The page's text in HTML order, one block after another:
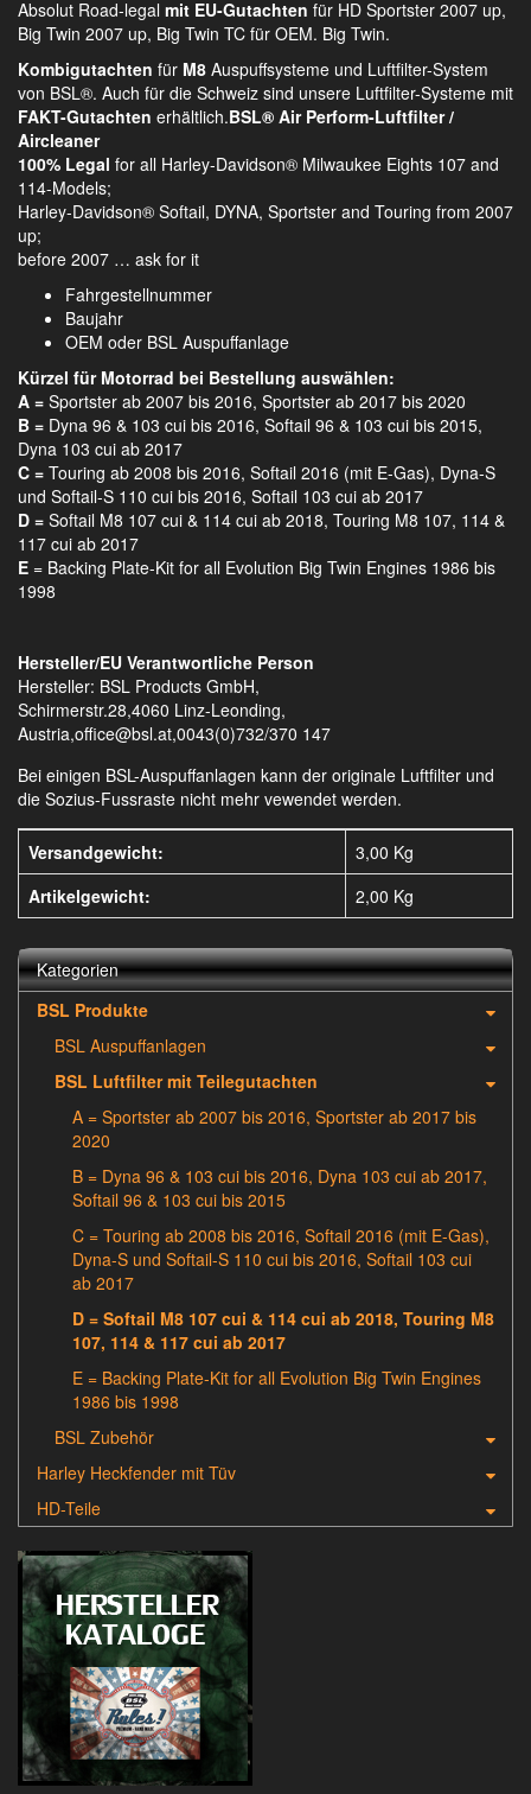
Absolut Road-legal mit EU-Gutachten für HD Sportster 2007 up,
Big Twin 2007 up, Big Twin TC für OEM. Big Twin.
Kombigutachten für M8 Auspuffsysteme und Luftfilter-System
von BSL®. Auch für die Schweiz sind unsere Luftfilter-Systeme mit
FAKT-Gutachten erhältlich.BSL® Air Perform-Luftfilter /
Aircleaner
100% Legal for all Harley-Davidson® Milwaukee Eights 107 and
114-Models;
Harley-Davidson® Softail, DYNA, Sportster and Touring from 2007
up;
before 2007 … ask for it
Fahrgestellnummer
Baujahr
OEM oder BSL Auspuffanlage
Kürzel für Motorrad bei Bestellung auswählen:
A = Sportster ab 2007 bis 2016, Sportster ab 2017 bis 2020
B = Dyna 96 & 103 cui bis 2016, Softail 96 & 103 cui bis 2015,
Dyna 103 cui ab 2017
C = Touring ab 2008 bis 2016, Softail 2016 (mit E-Gas), Dyna-S
und Softail-S 110 cui bis 2016, Softail 103 cui ab 2017
D = Softail M8 107 cui & 114 cui ab 2018, Touring M8 107, 114 &
117 cui ab 2017
E = Backing Plate-Kit for all Evolution Big Twin Engines 1986 bis
1998
Hersteller/EU Verantwortliche Person
Hersteller: BSL Products GmbH,
Schirmerstr.28,4060 Linz-Leonding,
Austria,office@bsl.at,0043(0)732/370 147
Bei einigen BSL-Auspuffanlagen kann der originale Luftfilter und
die Sozius-Fussraste nicht mehr vewendet werden.
Versandgewicht:
3,00 Kg
Artikelgewicht:
2,00 Kg
Kategorien
BSL Produkte
BSL Auspuffanlagen
BSL Luftfilter mit Teilegutachten
A = Sportster ab 2007 bis 2016, Sportster ab 2017 bis
2020
B = Dyna 96 & 103 cui bis 2016, Dyna 103 cui ab 2017,
Softail 96 & 103 cui bis 2015
C = Touring ab 2008 bis 2016, Softail 2016 (mit E-Gas),
Dyna-S und Softail-S 110 cui bis 2016, Softail 103 cui
ab 2017
D = Softail M8 107 cui & 114 cui ab 2018, Touring M8
107, 114 & 117 cui ab 2017
E = Backing Plate-Kit for all Evolution Big Twin Engines
1986 bis 1998
BSL Zubehör
Harley Heckfender mit Tüv
HD-Teile